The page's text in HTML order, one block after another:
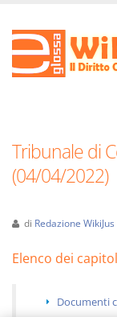
Tribunale di
(04/04/2022)
di Redazione WikiJus
Elenco dei
Documenti